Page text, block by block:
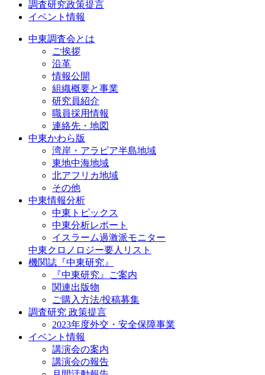
調査研究政策提言
イベント情報
中東調査会とは
ご挨拶
沿革
情報公開
組織概要と事業
研究員紹介
職員採用情報
連絡先・地図
中東かわら版
湾岸・アラビア半島地域
東地中海地域
北アフリカ地域
その他
中東情報分析
中東トピックス
中東分析レポート
イスラーム過激派モニター
中東クロノロジー要人リスト
機関誌『中東研究』
『中東研究』ご案内
関連出版物
ご購入方法/投稿募集
調査研究 政策提言
2023年度外交・安全保障事業
イベント情報
講演会の案内
講演会の報告